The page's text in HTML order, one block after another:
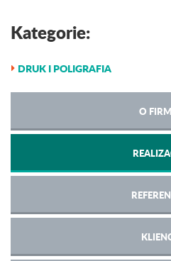
Kategorie:
DRUK I POLIGRAFIA
O